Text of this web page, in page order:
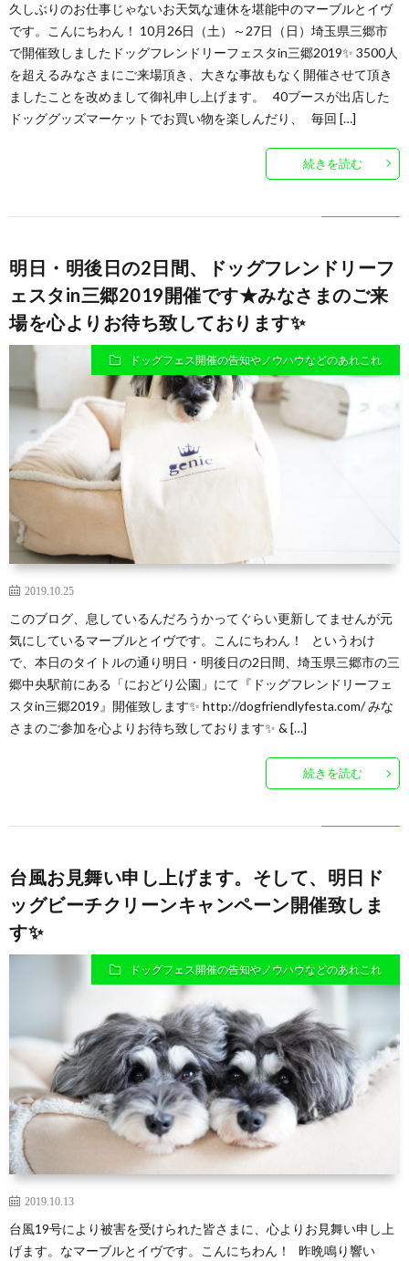
久しぶりのお仕事じゃないお天気な連休を堪能中のマーブルとイヴ
です。こんにちわん！ 10月26日（土）～27日（日）埼玉県三郷市
で開催致しましたドッグフレンドリーフェスタin三郷2019✨ 3500人
を超えるみなさまにご来場頂き、大きな事故もなく開催させて頂き
ましたことを改めまして御礼申し上げます。 40ブースが出店した
ドッググッズマーケットでお買い物を楽しんだり、 毎回 […]
続きを読む
明日・明後日の2日間、ドッグフレンドリーフ
ェスタin三郷2019開催です★みなさまのご来
場を心よりお待ち致しております✨
ドッグフェス開催の告知やノウハウなどのあれこれ
2019.10.25
このブログ、息しているんだろうかってぐらい更新してませんが元
気にしているマーブルとイヴです。こんにちわん！ というわけ
で、本日のタイトルの通り明日・明後日の2日間、埼玉県三郷市の三
郷中央駅前にある「におどり公園」にて『ドッグフレンドリーフェ
スタin三郷2019』開催致します✨ http://dogfriendlyfesta.com/ みな
さまのご参加を心よりお待ち致しております✨ & […]
続きを読む
台風お見舞い申し上げます。そして、明日ド
ッグビーチクリーンキャンペーン開催致しま
す✨
ドッグフェス開催の告知やノウハウなどのあれこれ
2019.10.13
台風19号により被害を受けられた皆さまに、心よりお見舞い申し上
げます。なマーブルとイヴです。こんにちわん！ 昨晩鳴り響い